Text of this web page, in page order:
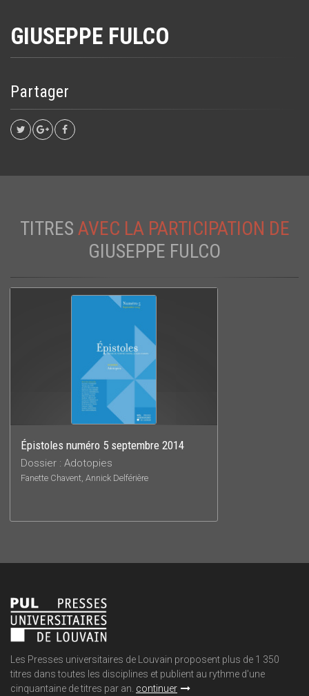
GIUSEPPE FULCO
Partager
TITRES AVEC LA PARTICIPATION DE
GIUSEPPE FULCO
Épistoles numéro 5 septembre 2014
Dossier : Adotopies
Fanette Chavent, Annick Delférière
Les Presses universitaires de Louvain proposent plus de 1 350
titres dans toutes les disciplines et publient au rythme d'une
cinquantaine de titres par an. continuer